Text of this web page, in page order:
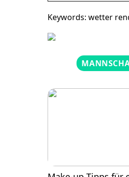
Keywords: wetter